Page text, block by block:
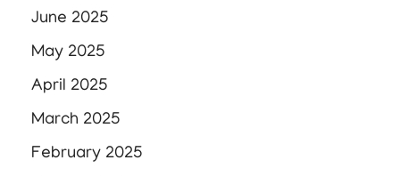
June 2025
May 2025
April 2025
March 2025
February 2025